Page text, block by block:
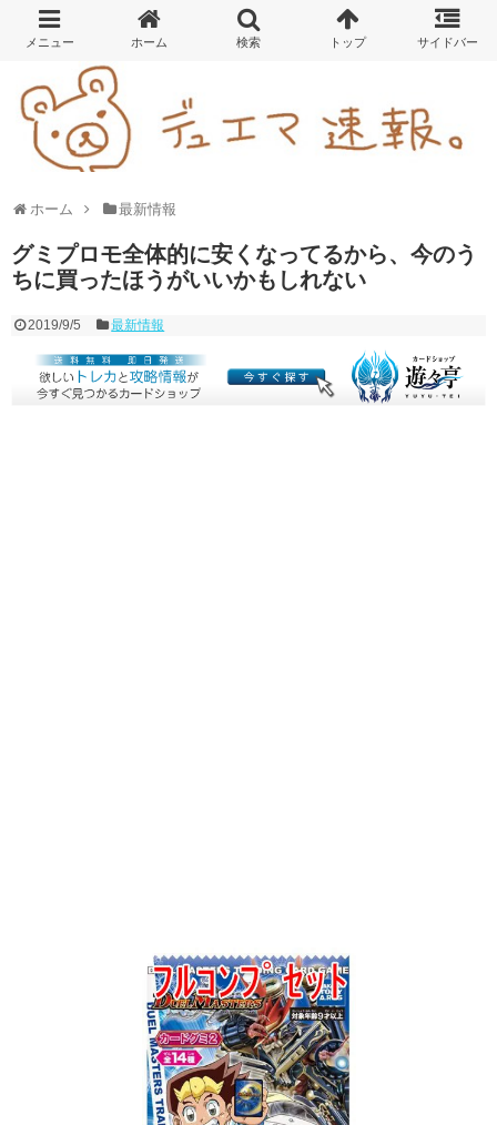
ホーム 最新情報
グミプロモ全体的に安くなってるから、今のう
ちに買ったほうがいいかもしれない
2019/9/5 最新情報